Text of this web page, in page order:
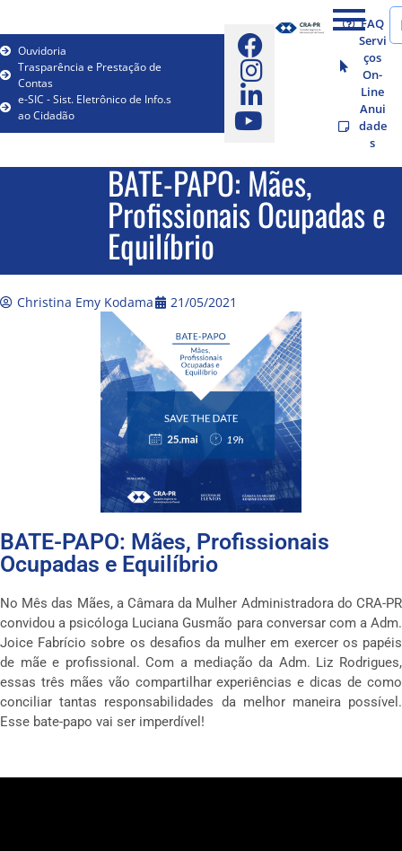
Ouvidoria
Trasparência e Prestação de
Contas
e-SIC - Sist. Eletrônico de Info.s
ao Cidadão
FAQ
Servi
ços
On-
Line
Anui
dade
s
BATE-PAPO: Mães,
Profissionais Ocupadas e
Equilíbrio
Christina Emy Kodama 21/05/2021
BATE-PAPO: Mães, Profissionais
Ocupadas e Equilíbrio
No Mês das Mães, a Câmara da Mulher Administradora do CRA-PR
convidou a psicóloga Luciana Gusmão para conversar com a Adm.
Joice Fabrício sobre os desafios da mulher em exercer os papéis
de mãe e profissional. Com a mediação da Adm. Liz Rodrigues,
essas três mães vão compartilhar experiências e dicas de como
conciliar tantas responsabilidades da melhor maneira possível.
Esse bate-papo vai ser imperdível!